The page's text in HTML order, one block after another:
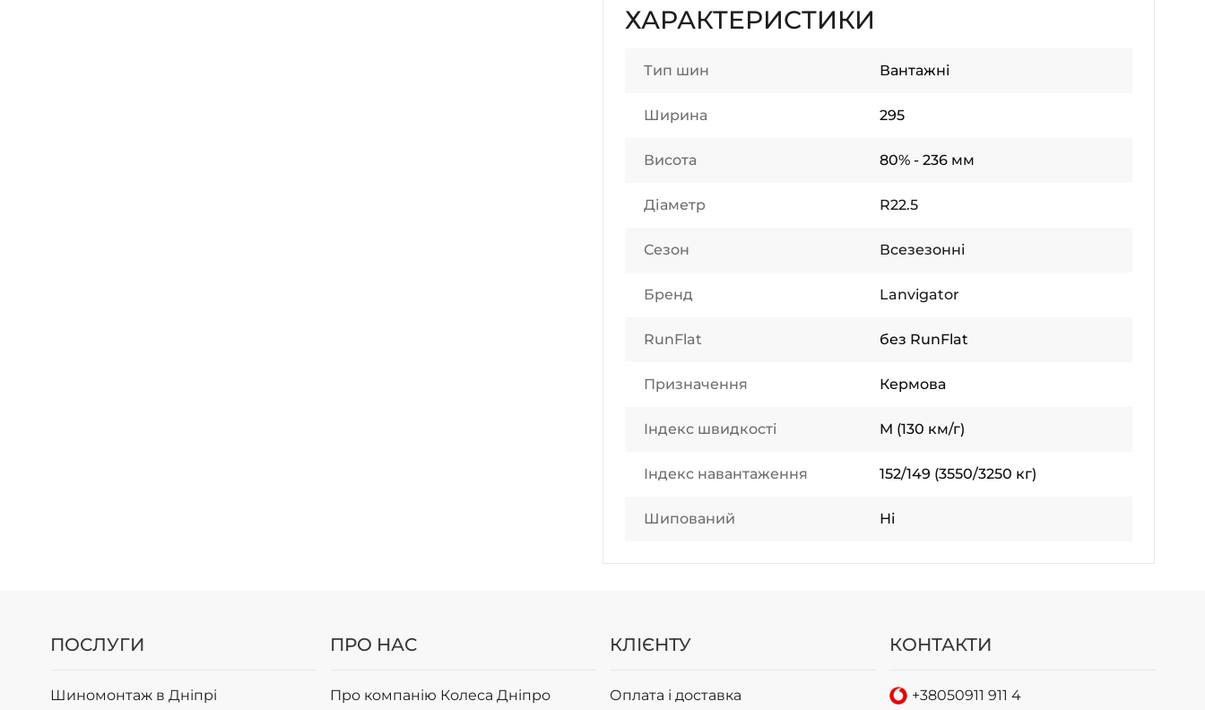
ХАРАКТЕРИСТИКИ
Тип шин Вантажні
Ширина 295
Висота 80% - 236 мм
Діаметр R22.5
Сезон Всезезонні
Бренд Lanvigator
RunFlat без RunFlat
Призначення Кермова
Індекс швидкості M (130 км/г)
Індекс навантаження 152/149 (3550/3250 кг)
Шипований Ні
ПОСЛУГИ
Шиномонтаж в Дніпрі
ПРО НАС
Про компанію Колеса Дніпро
КЛІЄНТУ
Оплата і доставка
КОНТАКТИ
+38050911 911 4